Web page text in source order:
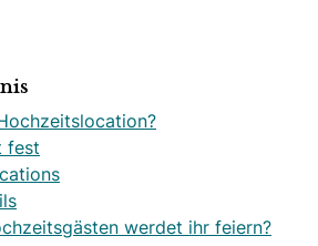
fest
werdet ihr feiern?